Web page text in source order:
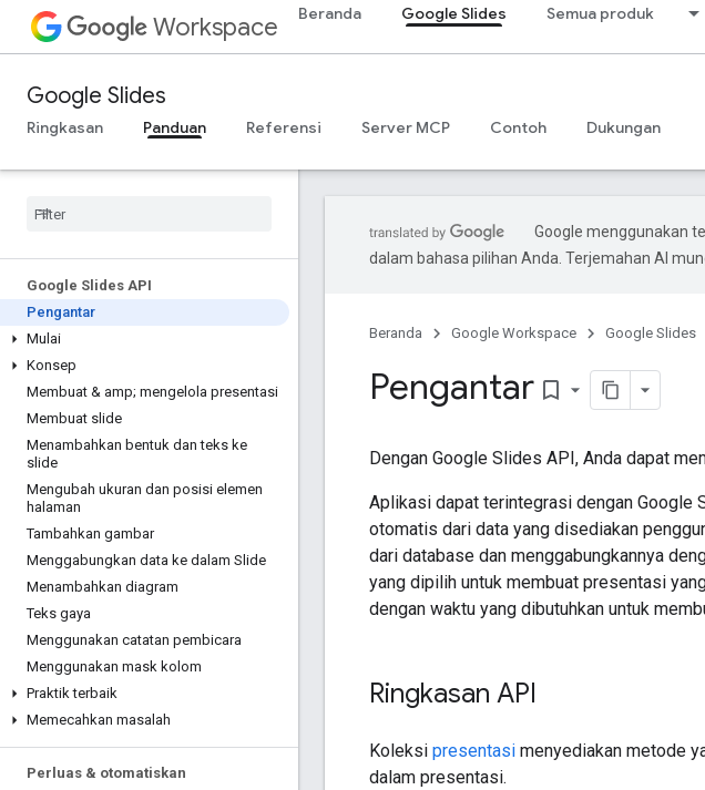
Workspace Beranda Google Slides Semua produk
Google Slides
Ringkasan Panduan Referensi Server MCP Contoh Dukungan
Google Slides API
Pengantar
Mulai
Konsep
Membuat & amp; mengelola presentasi
Membuat slide
Menambahkan bentuk dan teks ke
slide
Mengubah ukuran dan posisi elemen
halaman
Tambahkan gambar
Menggabungkan data ke dalam Slide
Menambahkan diagram
Teks gaya
Menggunakan catatan pembicara
Menggunakan mask kolom
Praktik terbaik
Memecahkan masalah
Perluas & otomatiskan
Google menggunakan
dalam bahasa pilihan Anda. Terjemahan AI
Beranda Google Workspace Google Slides
Pengantar bookmark_border
Dengan Google Slides API, Anda dapat
Aplikasi dapat terintegrasi dengan Google
otomatis dari data yang disediakan
dari database dan menggabungkannya
yang dipilih untuk membuat presentasi
dengan waktu yang dibutuhkan untuk
Ringkasan API
Koleksi presentasi menyediakan metode
dalam presentasi.